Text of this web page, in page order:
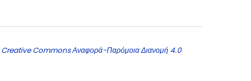
Creative Commons Αναφορά-Παρόμοια Διανομή 4.0